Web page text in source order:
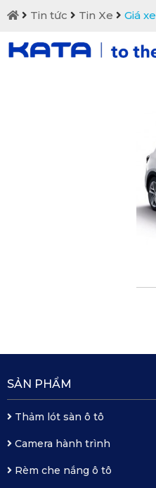
Tin tức Tin Xe Giá xe
SẢN PHẨM
Thảm lót sàn ô tô
Camera hành trình
Rèm che nắng ô tô